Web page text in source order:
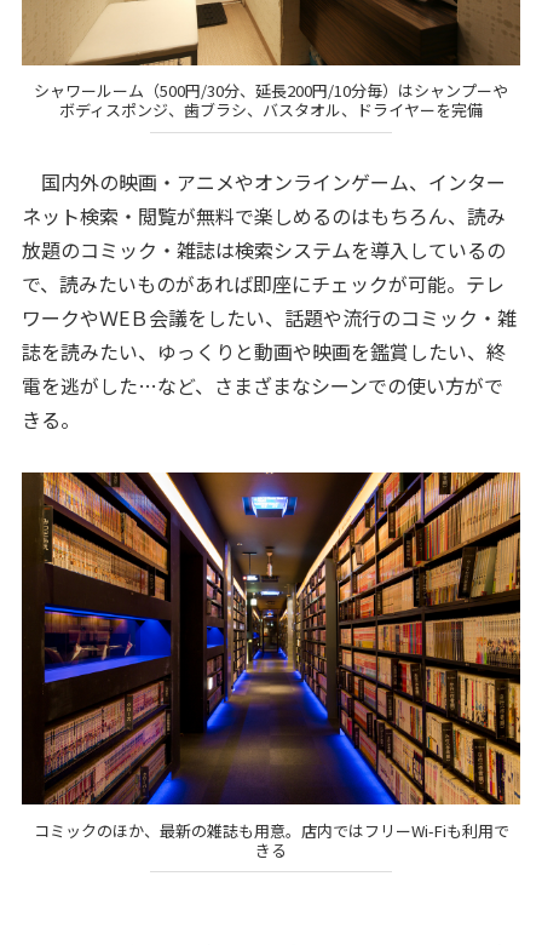
シャワールーム（500円/30分、延長200円/10分毎）はシャンプーや
ボディスポンジ、歯ブラシ、バスタオル、ドライヤーを完備
国内外の映画・アニメやオンラインゲーム、インター
ネット検索・閲覧が無料で楽しめるのはもちろん、読み
放題のコミック・雑誌は検索システムを導入しているの
で、読みたいものがあれば即座にチェックが可能。テレ
ワークやＷEＢ会議をしたい、話題や流行のコミック・雑
誌を読みたい、ゆっくりと動画や映画を鑑賞したい、終
電を逃がした…など、さまざまなシーンでの使い方がで
きる。
コミックのほか、最新の雑誌も用意。店内ではフリーWi-Fiも利用で
きる